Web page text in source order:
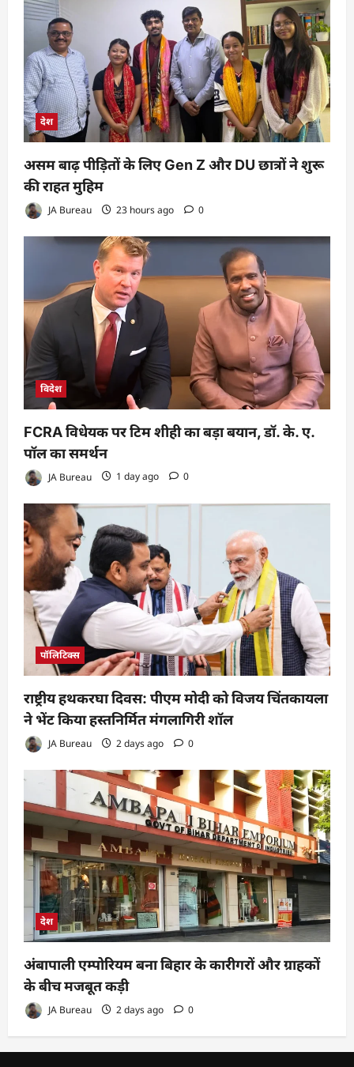
देश
असम बाढ़ पीड़ितों के लिए Gen Z और DU छात्रों ने शुरू
की राहत मुहिम
JA Bureau 23 hours ago 0
विदेश
FCRA विधेयक पर टिम शीही का बड़ा बयान, डॉ. के. ए.
पॉल का समर्थन
JA Bureau 1 day ago 0
पॉलिटिक्स
राष्ट्रीय हथकरघा दिवस: पीएम मोदी को विजय चिंतकायला
ने भेंट किया हस्तनिर्मित मंगलागिरी शॉल
JA Bureau 2 days ago 0
देश
अंबापाली एम्पोरियम बना बिहार के कारीगरों और ग्राहकों
के बीच मजबूत कड़ी
JA Bureau 2 days ago 0